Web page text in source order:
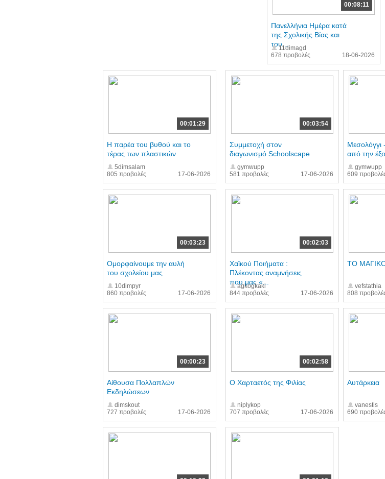
00:08:11
678 προβολές
Πανελλήνια Ημέρα κατά
της Σχολικής Βίας και
του...11dimagd
18-06-2026
00:01:29
805 προβολές
Η παρέα του βυθού και το
τέρας των πλαστικών
5dimsalam
17-06-2026
00:03:54
581 προβολές
Συμμετοχή στον
διαγωνισμό Schoolscape
gymwupp
17-06-2026
609
Μεσολόγγι
από την
gymwupp
00:03:23
860 προβολές
Ομορφαίνουμε την αυλή
του σχολείου μας
10dimpyr
17-06-2026
00:02:03
844 προβολές
Χαϊκού Ποιήματα :
Πλέκοντας αναμνήσεις
που μας «...
agkogkaki
17-06-2026
808
ΤΟ
vefstathia
00:00:23
727 προβολές
Αίθουσα Πολλαπλών
Εκδηλώσεων
dimskout
17-06-2026
00:02:58
707 προβολές
Ο Χαρταετός της Φιλίας
niplykop
17-06-2026
690
Αυτάρκεια
vanestis